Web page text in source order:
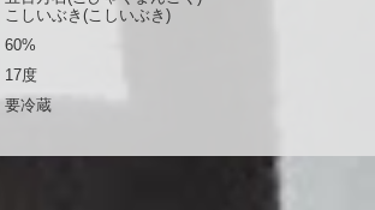
こしいぶき(こしいぶき)
60%
17度
要冷蔵